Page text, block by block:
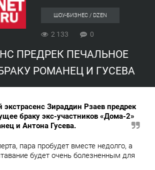
ШОУ-БИЗНЕС / DZEN
2 133 0
ПРЕДРЕК ПЕЧАЛЬНОЕ
РОМАНЕЦ И ГУСЕВА
экстрасенс Зираддин Рзаев предрек
браку экс-участников «Дома-2»
и Антона Гусева.
пара пробудет вместе недолго, а
будет очень болезненным для